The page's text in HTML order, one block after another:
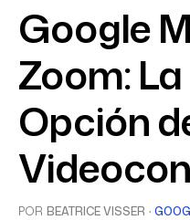
Google
Zoom:
Opción
POR BEATRICE VISSER ·